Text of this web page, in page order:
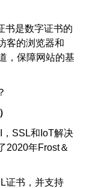
书是数字证书的
客的浏览器和
，保障网站的基
）
SSL和IoT解决
2020年Frost＆
证书，并支持